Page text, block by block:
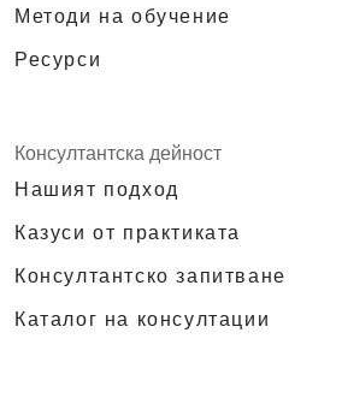
Методи на обучение
Ресурси
Консултантска дейност
Нашият подход
Казуси от практиката
Консултантско запитване
Каталог на консултации